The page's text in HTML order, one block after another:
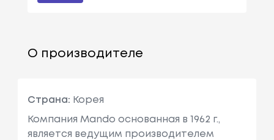
О производителе
Страна: Корея
Компания Маndo основанная в 1962 г.,
является ведущим производителем